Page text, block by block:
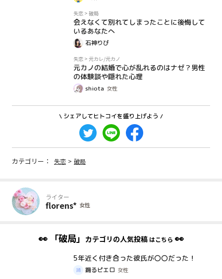
失恋 > 破局
会えなくて別れてしまったことに後悔して
いるあなたへ
石神りぴ
失恋 > 元カレ/元カノ
元カノの結婚で心が乱れるのはナゼ？男性
の体験談や隠れた心理
shiota 女性
\ シェアしてヒトコイを盛り上げよう /
カテゴリー： 失恋 > 破局
ライター
florens* 女性
👀 「破局」 カテゴリの人気投稿はこちら 👀
5年近く付き合った彼氏が〇〇だった！
踊るピエロ 女性